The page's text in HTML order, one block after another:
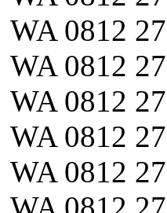
WA 0812
WA 0812
WA 0812
WA 0812
WA 0812